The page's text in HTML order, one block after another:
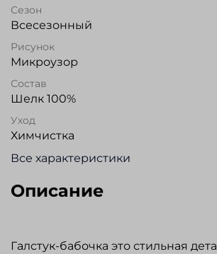
Сезон
Всесезонный
Рисунок
Микроузор
Состав
Шелк 100%
Уход
Химчистка
Все характеристики
Описание
Галстук-бабочка это стильная